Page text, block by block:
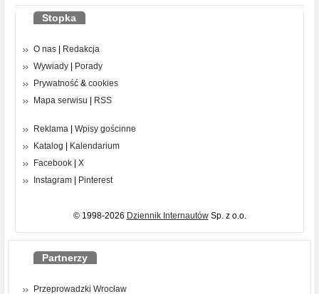
Stopka
O nas
Redakcja
Wywiady
Porady
Prywatność & cookies
Mapa serwisu
RSS
Reklama
Wpisy gościnne
Katalog
Kalendarium
Facebook
X
Instagram
Pinterest
© 1998-2026 Dziennik InternautówSp. z o.o.
Partnerzy
Przeprowadzki Wrocław